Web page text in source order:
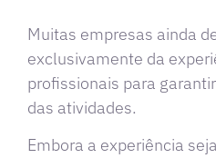
Muitas empresas ainda
exclusivamente da
profissionais para
das atividades.
Embora a experiência